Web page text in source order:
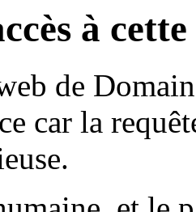
à
de
car la